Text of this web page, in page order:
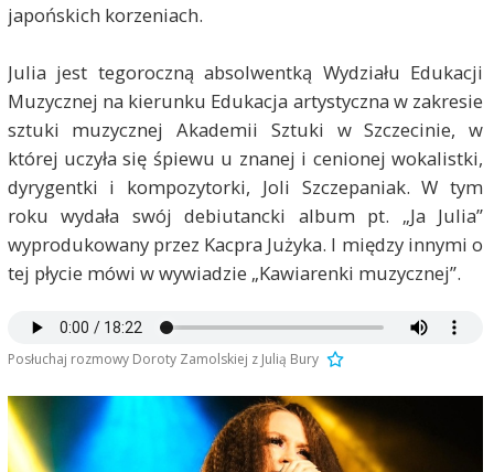
japońskich korzeniach.
Julia jest tegoroczną absolwentką Wydziału Edukacji
Muzycznej na kierunku Edukacja artystyczna w zakresie
sztuki muzycznej Akademii Sztuki w Szczecinie, w
której uczyła się śpiewu u znanej i cenionej wokalistki,
dyrygentki i kompozytorki, Joli Szczepaniak. W tym
roku wydała swój debiutancki album pt. „Ja Julia”
wyprodukowany przez Kacpra Jużyka. I między innymi o
tej płycie mówi w wywiadzie „Kawiarenki muzycznej”.
Posłuchaj rozmowy Doroty Zamolskiej z Julią Bury